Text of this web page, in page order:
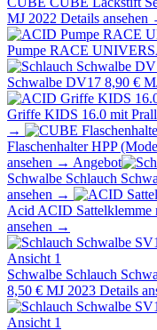
MJ 2022 Details ansehen
Pumpe RACE
Schwalbe DV17 8,90 €
Griffe KIDS 16.0 mit
→
Flaschenhalter HPP
ansehen → Angebot
Schwalbe Schlauch
ansehen →
Acid ACID Sattelklemme
ansehen →
Schwalbe Schlauch
8,50 € MJ 2023 Details